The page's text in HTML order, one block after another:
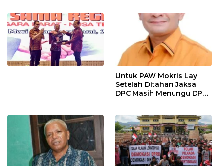
Untuk PAW Mokris Lay
Setelah Ditahan Jaksa,
DPC Masih Menungu DPD